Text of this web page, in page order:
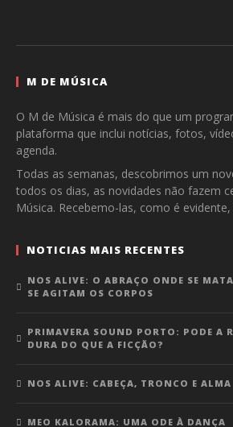
M DE MÚSICA
O M de Música é mais do que um
plataforma que inclui notícias, fotos,
agenda.
Todas as semanas, descobrimos um
todos os dias, as novidades não fazem
Música. Recebemo-las, como é
NOTICIAS MAIS RECENTES
NOS ALIVE: O ABRAÇO ONDE SE
SE AGITAM OS CORPOS
PRIMAVERA SOUND PORTO: PODE A
DURA DO QUE A FICÇÃO?
NOS ALIVE: CABEÇA, TRONCO E ALMA
MEO KALORAMA: UMA ODE À DANÇA